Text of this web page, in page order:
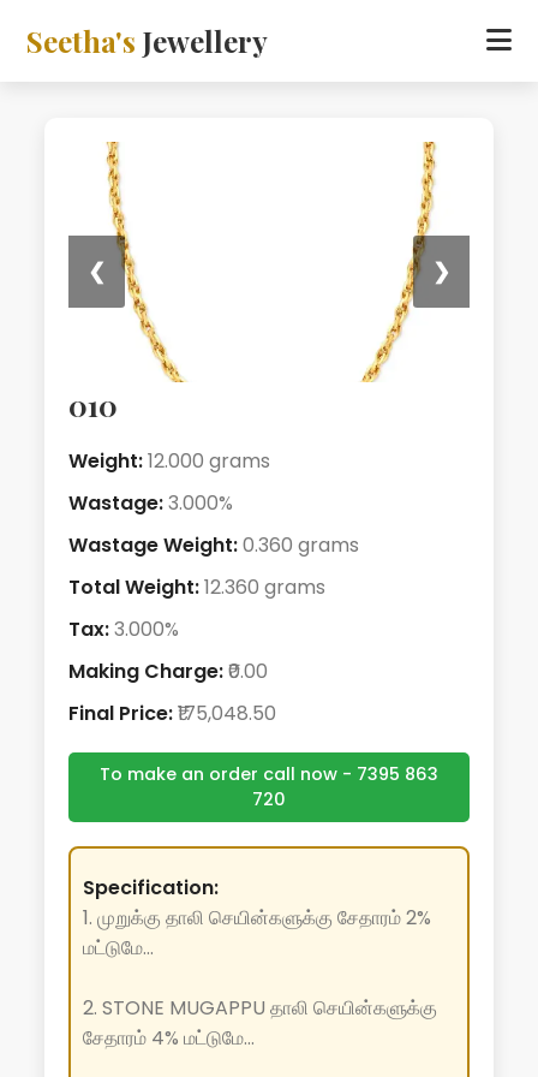
Seetha'sJewellery
❮ ❯
010
Weight:12.000 grams
Wastage:3.000%
Wastage Weight:0.360 grams
Total Weight:12.360 grams
Tax:3.000%
Making Charge:₹0.00
Final Price:₹175,048.50
To make an order call now - 7395 863
720
Specification:
1. முறுக்கு தாலி செயின்களுக்கு சேதாரம் 2%
மட்டுமே...
2. STONE MUGAPPU தாலி செயின்களுக்கு
சேதாரம் 4% மட்டுமே...